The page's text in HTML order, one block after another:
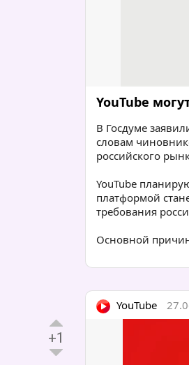
YouTube
В Госдуме
словам
российского
YouTube
платформой
требования
Основной
YouTube
+1